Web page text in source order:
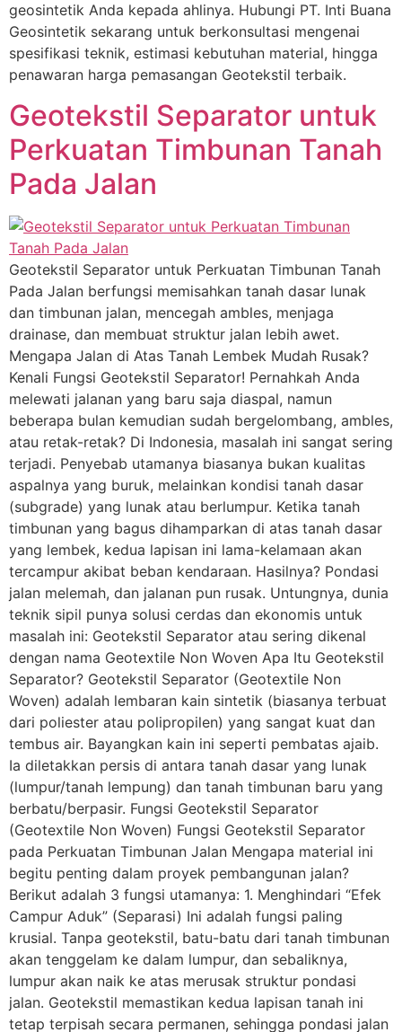
geosintetik Anda kepada ahlinya. Hubungi PT. Inti Buana
Geosintetik sekarang untuk berkonsultasi mengenai
spesifikasi teknik, estimasi kebutuhan material, hingga
penawaran harga pemasangan Geotekstil terbaik.
Geotekstil Separator untuk
Perkuatan Timbunan Tanah
Pada Jalan
Geotekstil Separator untuk Perkuatan Timbunan Tanah
Pada Jalan berfungsi memisahkan tanah dasar lunak
dan timbunan jalan, mencegah ambles, menjaga
drainase, dan membuat struktur jalan lebih awet.
Mengapa Jalan di Atas Tanah Lembek Mudah Rusak?
Kenali Fungsi Geotekstil Separator! Pernahkah Anda
melewati jalanan yang baru saja diaspal, namun
beberapa bulan kemudian sudah bergelombang, ambles,
atau retak-retak? Di Indonesia, masalah ini sangat sering
terjadi. Penyebab utamanya biasanya bukan kualitas
aspalnya yang buruk, melainkan kondisi tanah dasar
(subgrade) yang lunak atau berlumpur. Ketika tanah
timbunan yang bagus dihamparkan di atas tanah dasar
yang lembek, kedua lapisan ini lama-kelamaan akan
tercampur akibat beban kendaraan. Hasilnya? Pondasi
jalan melemah, dan jalanan pun rusak. Untungnya, dunia
teknik sipil punya solusi cerdas dan ekonomis untuk
masalah ini: Geotekstil Separator atau sering dikenal
dengan nama Geotextile Non Woven Apa Itu Geotekstil
Separator? Geotekstil Separator (Geotextile Non
Woven) adalah lembaran kain sintetik (biasanya terbuat
dari poliester atau polipropilen) yang sangat kuat dan
tembus air. Bayangkan kain ini seperti pembatas ajaib.
Ia diletakkan persis di antara tanah dasar yang lunak
(lumpur/tanah lempung) dan tanah timbunan baru yang
berbatu/berpasir. Fungsi Geotekstil Separator
(Geotextile Non Woven) Fungsi Geotekstil Separator
pada Perkuatan Timbunan Jalan Mengapa material ini
begitu penting dalam proyek pembangunan jalan?
Berikut adalah 3 fungsi utamanya: 1. Menghindari “Efek
Campur Aduk” (Separasi) Ini adalah fungsi paling
krusial. Tanpa geotekstil, batu-batu dari tanah timbunan
akan tenggelam ke dalam lumpur, dan sebaliknya,
lumpur akan naik ke atas merusak struktur pondasi
jalan. Geotekstil memastikan kedua lapisan tanah ini
tetap terpisah secara permanen, sehingga pondasi jalan